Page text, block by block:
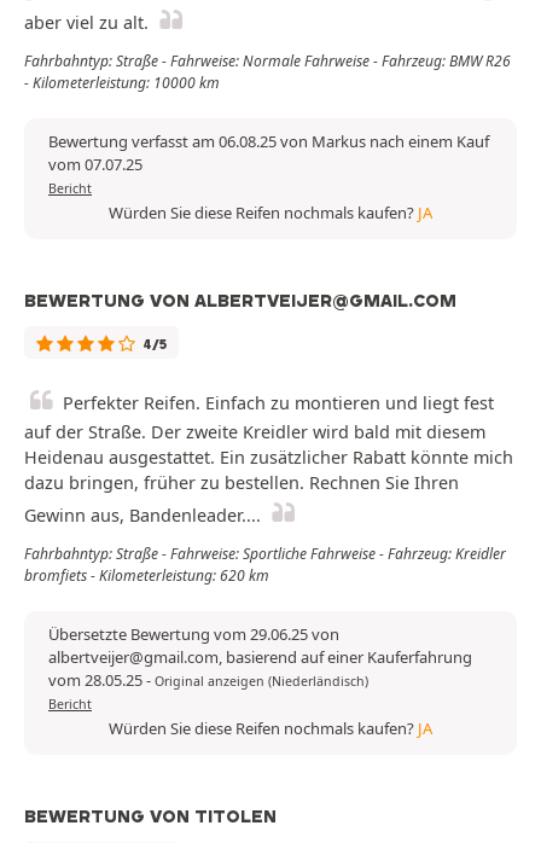
aber viel zu alt.
Fahrbahntyp: Straße - Fahrweise: Normale Fahrweise - Fahrzeug: BMW R26
- Kilometerleistung: 10000 km
Bewertung verfasst am 06.08.25 von Markus nach einem Kauf
vom 07.07.25
Bericht
Würden Sie diese Reifen nochmals kaufen? JA
BEWERTUNG VON ALBERTVEIJER@GMAIL.COM
4/5
Perfekter Reifen. Einfach zu montieren und liegt fest
auf der Straße. Der zweite Kreidler wird bald mit diesem
Heidenau ausgestattet. Ein zusätzlicher Rabatt könnte mich
dazu bringen, früher zu bestellen. Rechnen Sie Ihren
Gewinn aus, Bandenleader....
Fahrbahntyp: Straße - Fahrweise: Sportliche Fahrweise - Fahrzeug: Kreidler
bromfiets - Kilometerleistung: 620 km
Übersetzte Bewertung vom 29.06.25 von
albertveijer@gmail.com, basierend auf einer Kauferfahrung
vom 28.05.25- Original anzeigen (Niederländisch)
Bericht
Würden Sie diese Reifen nochmals kaufen? JA
BEWERTUNG VON TITOLEN